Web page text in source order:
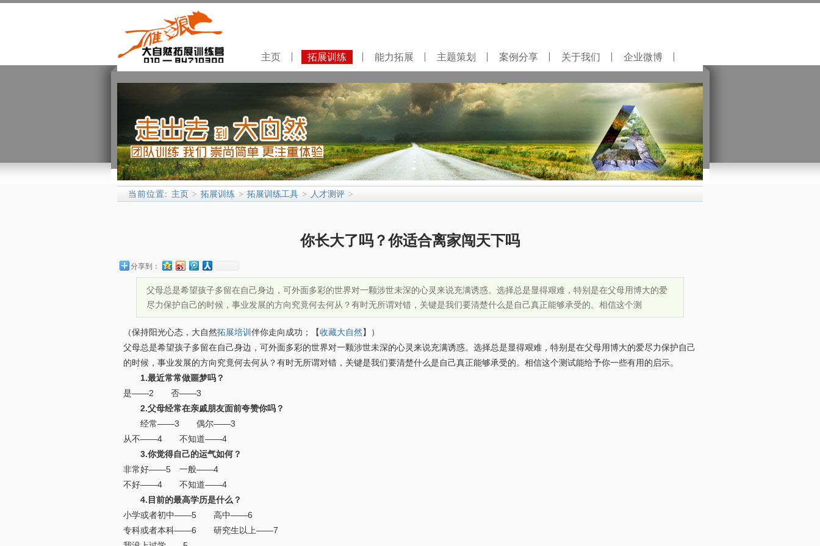
主页 拓展训练 能力拓展 主题策划 案例分享 关于我们 企业微博
当前位置: 主页 > 拓展训练 > 拓展训练工具 > 人才测评 >
你长大了吗？你适合离家闯天下吗
分享到：
父母总是希望孩子多留在自己身边，可外面多彩的世界对一颗涉世未深的心灵来说充满诱惑。选择总是显得艰难，特别是在父母用博大的爱
尽力保护自己的时候，事业发展的方向究竟何去何从？有时无所谓对错，关键是我们要清楚什么是自己真正能够承受的。相信这个测
（保持阳光心态，大自然拓展培训 伴你走向成功；【收藏大自然】）
父母总是希望孩子多留在自己身边，可外面多彩的世界对一颗涉世未深的心灵来说充满诱惑。选择总是显得艰难，特别是在父母用博大的爱尽力保护自己
的时候，事业发展的方向究竟何去何从？有时无所谓对错，关键是我们要清楚什么是自己真正能够承受的。相信这个测试能给予你一些有用的启示。
1.最近常常做噩梦吗？
是——2 否——3
2.父母经常在亲戚朋友面前夸赞你吗？
经常——3 偶尔——3
从不——4 不知道——4
3.你觉得自己的运气如何？
非常好——5 一般——4
不好——4 不知道——4
4.目前的最高学历是什么？
小学或者初中——5 高中——6
专科或者本科——6 研究生以上——7